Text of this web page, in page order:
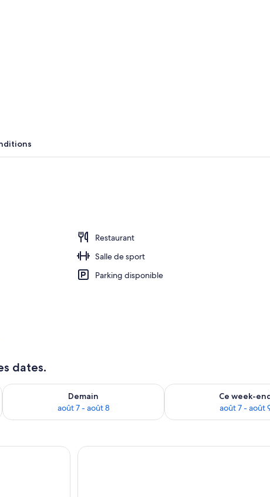
Restaurant
Salle de sport
Parking disponible
dates.
6 - août 7
Demain
août 7 - août 8
Vérifier la disponibilité pour demain août 7 - août 8
Ce week-
août 7 - août
Vérifier la disponibilité